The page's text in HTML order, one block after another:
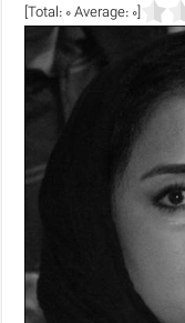
[Total:
0Average: 0
]